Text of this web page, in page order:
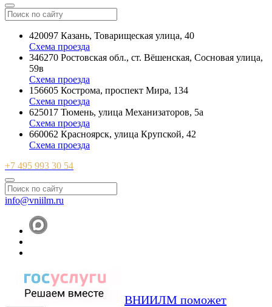
420097 Казань, Товарищеская улица, 40
Схема проезда
346270 Ростовская обл., ст. Вёшенская, Сосновая улица,
59в
Схема проезда
156605 Кострома, проспект Мира, 134
Схема проезда
625017 Тюмень, улица Механизаторов, 5а
Схема проезда
660062 Красноярск, улица Крупской, 42
Схема проезда
+7 495 993 30 54
info@vniilm.ru
ВНИИЛМ поможет